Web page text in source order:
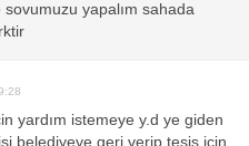
yapalım sahada
yardım istemeye y.d ye giden
belediyeye geri verip tesis için